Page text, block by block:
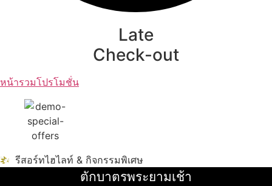
Late
Check-out
หน้ารวมโปรโมชั่น
รีสอร์ทไฮไลท์ & กิจกรรมพิเศษ
ตักบาตรพระยามเช้า